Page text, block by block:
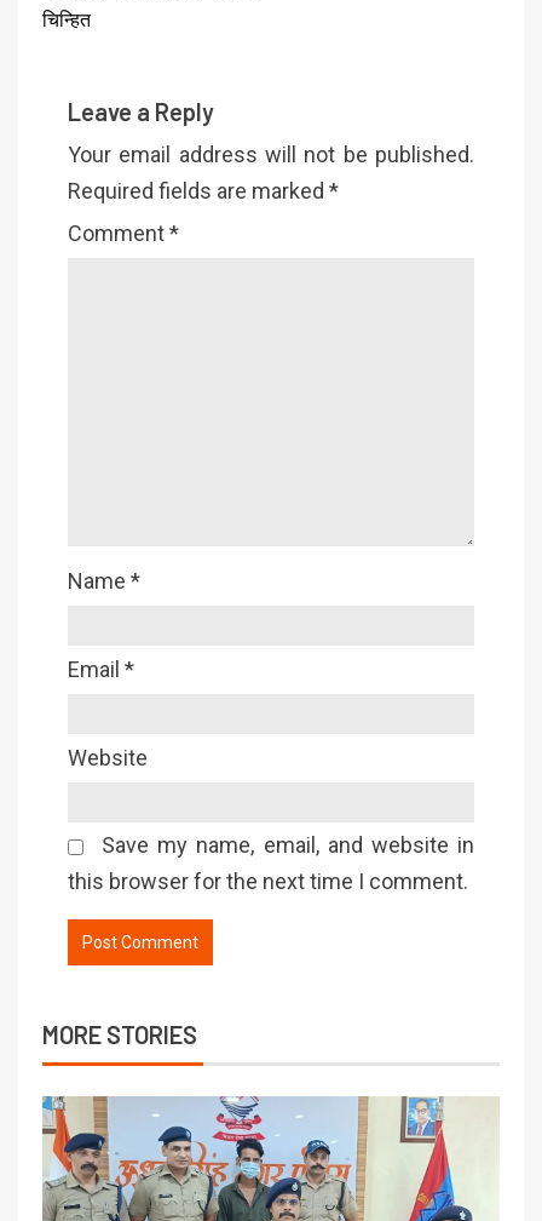
चिन्हित
Leave a Reply
Your email address will not be published.
Required fields are marked *
Comment*
Name *
Email *
Website
Save my name, email, and website in
this browser for the next time I comment.
MORE STORIES